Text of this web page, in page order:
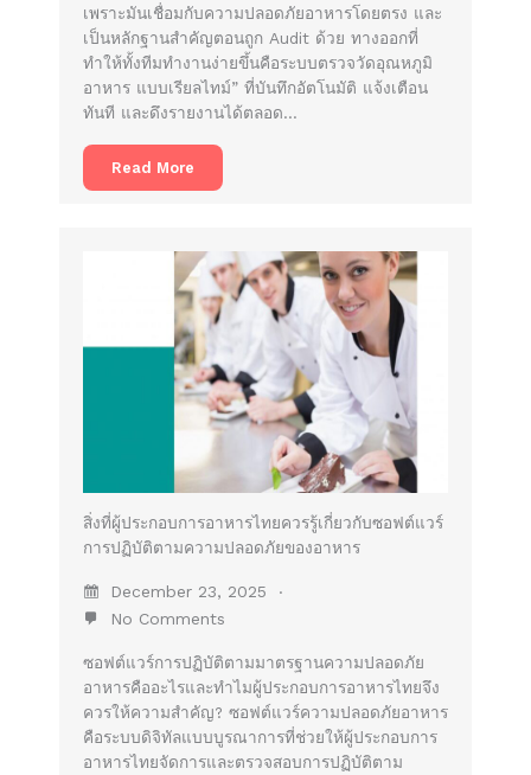
เพราะมันเชื่อมกับความปลอดภัยอาหารโดยตรง และ
เป็นหลักฐานสำคัญตอนถูก Audit ด้วย ทางออกที่
ทำให้ทั้งทีมทำงานง่ายขึ้นคือระบบตรวจวัดอุณหภูมิ
อาหาร แบบเรียลไทม์” ที่บันทึกอัตโนมัติ แจ้งเตือน
ทันที และดึงรายงานได้ตลอด…
Read More
สิ่งที่ผู้ประกอบการอาหารไทยควรรู้เกี่ยวกับซอฟต์แวร์
การปฏิบัติตามความปลอดภัยของอาหาร
December 23, 2025
No Comments
ซอฟต์แวร์การปฏิบัติตามมาตรฐานความปลอดภัย
อาหารคืออะไรและทำไมผู้ประกอบการอาหารไทยจึง
ควรให้ความสำคัญ? ซอฟต์แวร์ความปลอดภัยอาหาร
คือระบบดิจิทัลแบบบูรณาการที่ช่วยให้ผู้ประกอบการ
อาหารไทยจัดการและตรวจสอบการปฏิบัติตาม